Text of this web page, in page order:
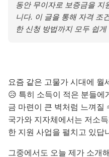
동안 무이자로 보증금을 지
니다. 이 글을 통해 자격 조
한 신청 방법까지 모두 쉽
요즘 같은 고물가 시대에 월
😥 특히 소득이 적은 분들에
금 마련이 큰 벽처럼 느껴질
국가와 지자체에서는 저소
한 지원 사업을 펼치고 있답
그중에서도 오늘 제가 소개